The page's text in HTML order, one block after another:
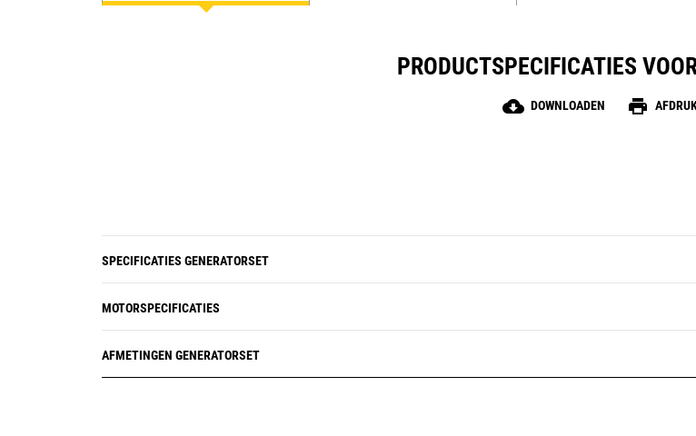
PRODUCTSPECIFICATIES
cloud_download DOWNLOADEN print
SPECIFICATIES GENERATORSET
MOTORSPECIFICATIES
AFMETINGEN GENERATORSET